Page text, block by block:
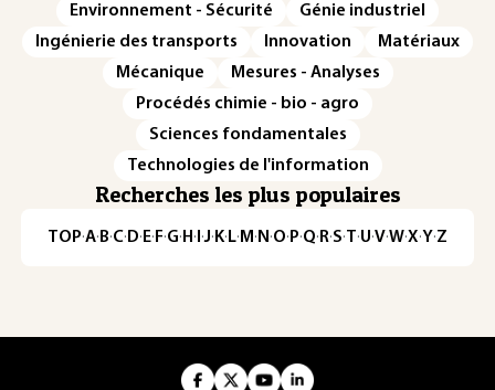
Environnement - Sécurité
Génie industriel
Ingénierie des transports
Innovation
Matériaux
Mécanique
Mesures - Analyses
Procédés chimie - bio - agro
Sciences fondamentales
Technologies de l'information
Recherches les plus populaires
TOP·A·B·C· D· E· F·G· H · ·J· K· L· M · N ·O· P·Q· R·S·T·U·V·W·X·Y·Z